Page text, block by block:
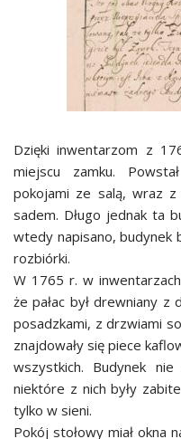
Dzięki inwentarzom z
miejscu zamku.
pokojami ze salą, wraz z
sadem. Długo jednak ta
wtedy napisano, budynek
rozbiórki.
W 1765 r. w
że pałac był drewniany
posadzkami, z drzwiami
znajdowały się piece
wszystkich. Budynek
niektóre z nich były
tylko w sieni.
Pokój stołowy miał okna